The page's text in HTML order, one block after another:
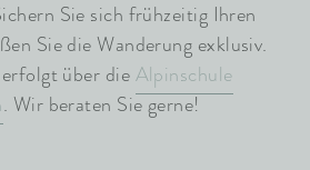
Sie sich frühzeitig Ihren
Sie die Wanderung exklusiv.
über die Alpinschule
. Wir beraten Sie gerne!